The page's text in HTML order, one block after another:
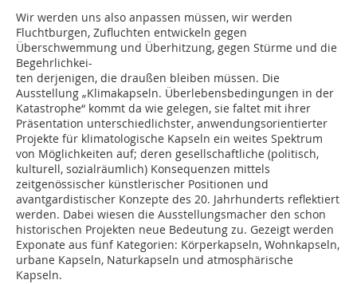
Wir werden uns also anpassen müssen, wir werden
Fluchtburgen, Zufluchten entwickeln gegen
Überschwemmung und Überhitzung, gegen Stürme und die
Begehrlichkei-
ten derjenigen, die draußen bleiben müssen. Die
Ausstellung „Klimakapseln. Überlebensbedingungen in der
Katastrophe“ kommt da wie gelegen, sie faltet mit ihrer
Präsentation unterschiedlichster, anwendungsorientierter
Projekte für klimatologische Kapseln ein weites Spektrum
von Möglichkeiten auf; deren gesellschaftliche (politisch,
kulturell, sozialräumlich) Konsequenzen mittels
zeitgenössischer künstlerischer Positionen und
avantgardistischer Konzepte des 20. Jahrhunderts reflektiert
werden. Dabei wiesen die Ausstellungsmacher den schon
historischen Projekten neue Bedeutung zu. Gezeigt werden
Exponate aus fünf Kategorien: Körperkapseln, Wohnkapseln,
urbane Kapseln, Naturkapseln und atmosphärische
Kapseln.